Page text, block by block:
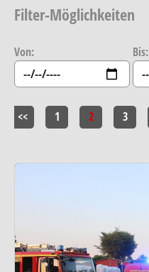
Filter-Möglichkeiten
Von: Bis:
<< 1 2 3